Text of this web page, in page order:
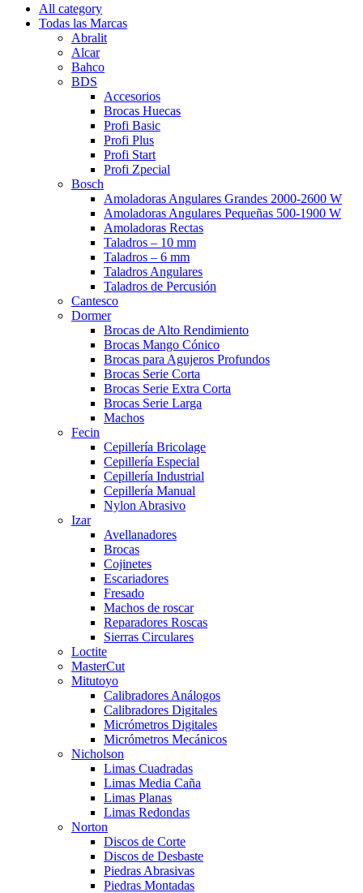
All category
Todas las Marcas
Abralit
Alcar
Bahco
BDS
Accesorios
Brocas Huecas
Profi Basic
Profi Plus
Profi Start
Profi Zpecial
Bosch
Amoladoras Angulares Grandes 2000-2600 W
Amoladoras Angulares Pequeñas 500-1900 W
Amoladoras Rectas
Taladros – 10 mm
Taladros – 6 mm
Taladros Angulares
Taladros de Percusión
Cantesco
Dormer
Brocas de Alto Rendimiento
Brocas Mango Cónico
Brocas para Agujeros Profundos
Brocas Serie Corta
Brocas Serie Extra Corta
Brocas Serie Larga
Machos
Fecin
Cepillería Bricolage
Cepillería Especial
Cepillería Industrial
Cepillería Manual
Nylon Abrasivo
Izar
Avellanadores
Brocas
Cojinetes
Escariadores
Fresado
Machos de roscar
Reparadores Roscas
Sierras Circulares
Loctite
MasterCut
Mitutoyo
Calibradores Análogos
Calibradores Digitales
Micrómetros Digitales
Micrómetros Mecánicos
Nicholson
Limas Cuadradas
Limas Media Caña
Limas Planas
Limas Redondas
Norton
Discos de Corte
Discos de Desbaste
Piedras Abrasivas
Piedras Montadas